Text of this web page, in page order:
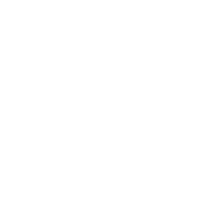
▲マフ